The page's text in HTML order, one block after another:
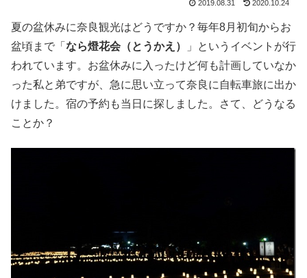
2019.08.31 2020.10.24
夏の盆休みに奈良観光はどうですか？毎年8月初旬からお
盆頃まで「 なら燈花会（とうかえ）
」というイベントが行
われています。お盆休みに入ったけど何も計画していなか
った私と弟ですが、急に思い立って奈良に自転車旅に出か
けました。宿の予約も当日に探しました。さて、どうなる
ことか？